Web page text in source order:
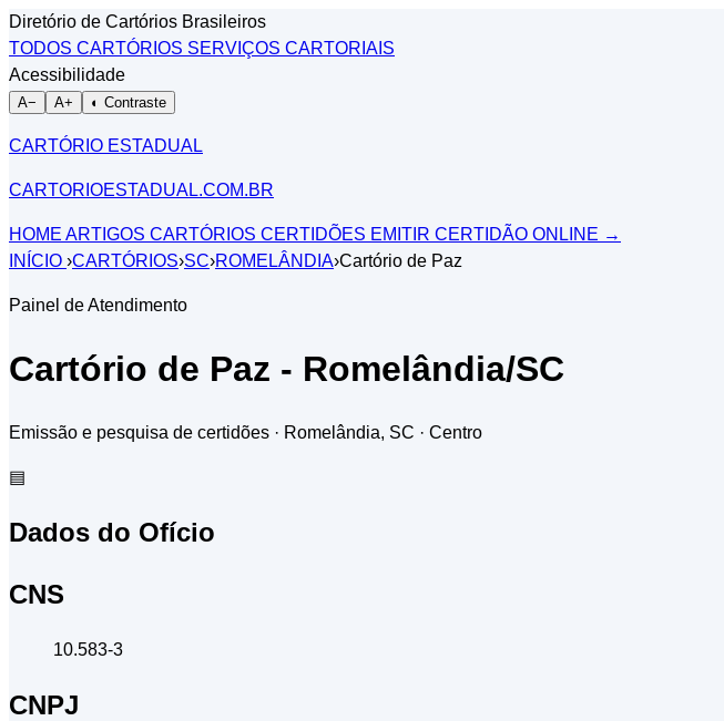
Diretório de Cartórios Brasileiros
TODOS CARTÓRIOS SERVIÇOS CARTORIAIS
Acessibilidade
A− A+ ◐ Contraste
CARTÓRIO ESTADUAL
CARTORIOESTADUAL.COM.BR
HOME ARTIGOS CARTÓRIOS CERTIDÕES EMITIR CERTIDÃO ONLINE →
INÍCIO ›CARTÓRIOS›SC›ROMELÂNDIA›Cartório de Paz
Painel de Atendimento
Cartório de Paz - Romelândia/SC
Emissão e pesquisa de certidões · Romelândia, SC · Centro
▤
Dados do Ofício
CNS
10.583-3
CNPJ